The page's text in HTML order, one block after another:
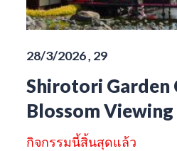
28/3/2026 , 29
Shirotori Garden
Blossom Viewing
กิจกรรมนี้สิ้นสุดแล้ว